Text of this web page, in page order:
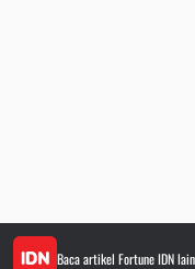
Baca artikel Fortune IDN